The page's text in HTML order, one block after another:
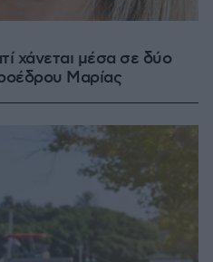
χάνεται μέσα σε δύο
Μαρίας